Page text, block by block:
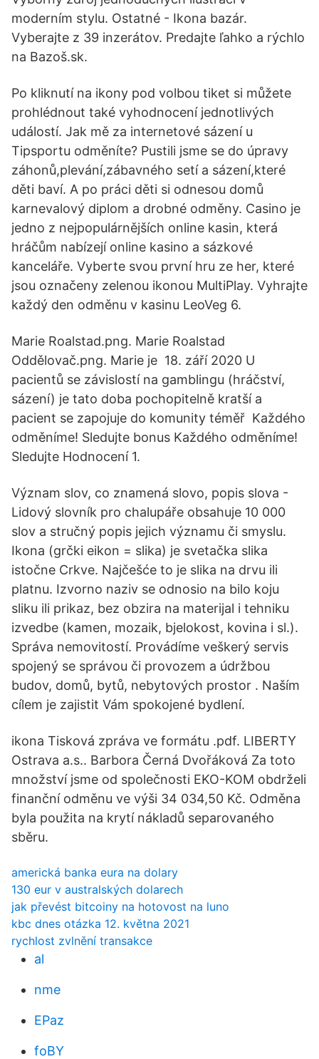
moderním stylu. Ostatné - Ikona bazár.
Vyberajte z 39 inzerátov. Predajte ľahko a rýchlo
na Bazoš.sk.
Po kliknutí na ikony pod volbou tiket si můžete
prohlédnout také vyhodnocení jednotlivých
událostí. Jak mě za internetové sázení u
Tipsportu odměníte? Pustili jsme se do úpravy
záhonů,plevání,zábavného setí a sázení,které
děti baví. A po práci děti si odnesou domů
karnevalový diplom a drobné odměny. Casino je
jedno z nejpopulárnějších online kasin, která
hráčům nabízejí online kasino a sázkové
kanceláře. Vyberte svou první hru ze her, které
jsou označeny zelenou ikonou MultiPlay. Vyhrajte
každý den odměnu v kasinu LeoVeg 6.
Marie Roalstad.png. Marie Roalstad
Oddělovač.png. Marie je 18. září 2020 U
pacientů se závislostí na gamblingu (hráčství,
sázení) je tato doba pochopitelně kratší a
pacient se zapojuje do komunity téměř Každého
odměníme! Sledujte bonus Každého odměníme!
Sledujte Hodnocení 1.
Význam slov, co znamená slovo, popis slova -
Lidový slovník pro chalupáře obsahuje 10 000
slov a stručný popis jejich významu či smyslu.
Ikona (grčki eikon = slika) je svetačka slika
istočne Crkve. Najčešće to je slika na drvu ili
platnu. Izvorno naziv se odnosio na bilo koju
sliku ili prikaz, bez obzira na materijal i tehniku
izvedbe (kamen, mozaik, bjelokost, kovina i sl.).
Správa nemovitostí. Provádíme veškerý servis
spojený se správou či provozem a údržbou
budov, domů, bytů, nebytových prostor . Naším
cílem je zajistit Vám spokojené bydlení.
ikona Tisková zpráva ve formátu .pdf. LIBERTY
Ostrava a.s.. Barbora Černá Dvořáková Za toto
množství jsme od společnosti EKO-KOM obdrželi
finanční odměnu ve výši 34 034,50 Kč. Odměna
byla použita na krytí nákladů separovaného
sběru.
americká banka eura na dolary
130 eur v australských dolarech
jak převést bitcoiny na hotovost na luno
kbc dnes otázka 12. května 2021
rychlost zvlnění transakce
al
nme
EPaz
foBY